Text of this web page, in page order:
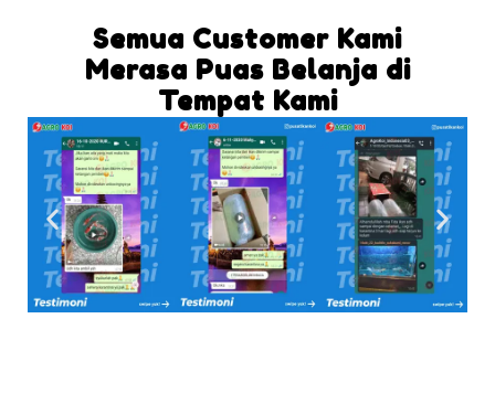
Semua Customer Kami
Merasa Puas Belanja di
Tempat Kami